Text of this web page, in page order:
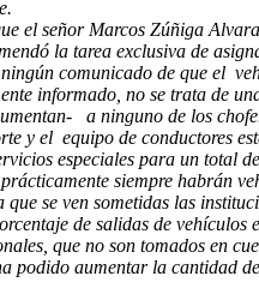
el señor Marcos Zúñiga
la tarea exclusiva de
comunicado de que el
informado, no se trata de
a ninguno de los
y el equipo de conductores
especiales para un total
siempre habrán
se ven sometidas las
de salidas de
que no son tomados en
podido aumentar la cantidad